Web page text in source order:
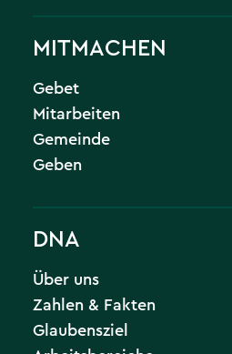
MITMACHEN
Gebet
Mitarbeiten
Gemeinde
Geben
DNA
Über uns
Zahlen & Fakten
Glaubensziel